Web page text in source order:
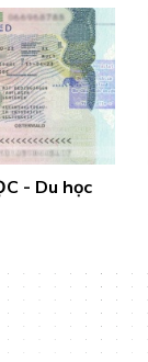
- Du học